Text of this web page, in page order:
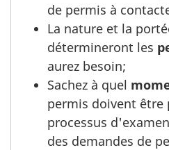
de permis à
La nature et la
détermineront les
aurez besoin;
Sachez à quel
permis doivent être
processus
des demandes de